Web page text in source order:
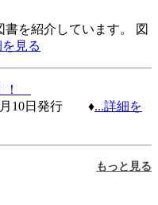
を紹介しています。 図
見る
！
月10日発行 ♦...詳細を
もっと見る